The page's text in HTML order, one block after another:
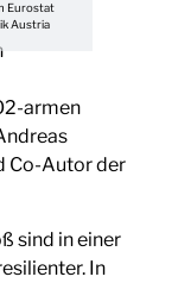
Eurostat
Austria
armen
Co-Autor der
sind in einer
In